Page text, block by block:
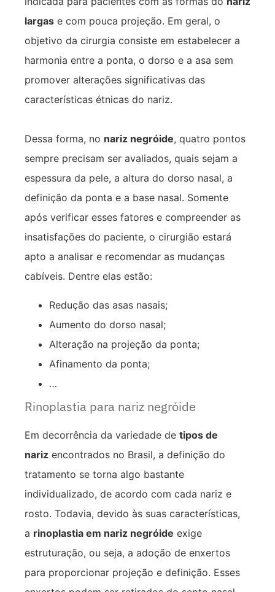
largas e com pouca projeção. Em geral, o
objetivo da cirurgia consiste em estabelecer a
harmonia entre a ponta, o dorso e a asa sem
promover alterações significativas das
características étnicas do nariz.
Dessa forma, no nariz negróide, quatro pontos
sempre precisam ser avaliados, quais sejam a
espessura da pele, a altura do dorso nasal, a
definição da ponta e a base nasal. Somente
após verificar esses fatores e compreender as
insatisfações do paciente, o cirurgião estará
apto a analisar e recomendar as mudanças
cabíveis. Dentre elas estão:
Redução das asas nasais;
Aumento do dorso nasal;
Alteração na projeção da ponta;
Afinamento da ponta;
…
Rinoplastia para nariz negróide
Em decorrência da variedade de tipos de
nariz encontrados no Brasil, a definição do
tratamento se torna algo bastante
individualizado, de acordo com cada nariz e
rosto. Todavia, devido às suas características,
a rinoplastia em nariz negróide exige
estruturação, ou seja, a adoção de enxertos
para proporcionar projeção e definição. Esses